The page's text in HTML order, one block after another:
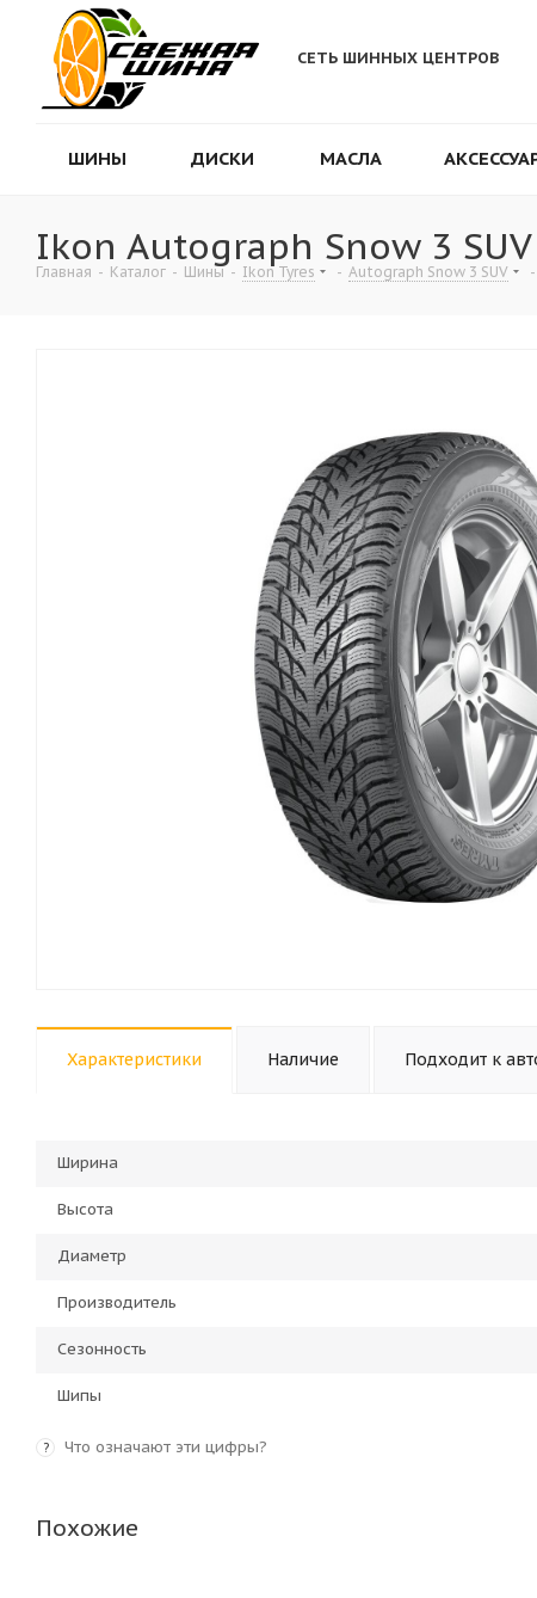
СЕТЬ ШИННЫХ ЦЕНТРОВ
ШИНЫ ДИСКИ МАСЛА
Ikon Autograph Snow 3
Главная - Каталог - Шины - Ikon Tyres - Autograph Snow 3 SUV -
Характеристики Наличие Подходит к
Ширина
Высота
Диаметр
Производитель
Сезонность
Шипы
? Что означают эти цифры?
Похожие